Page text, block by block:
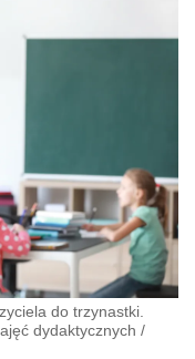
do trzynastki.
dydaktycznych /